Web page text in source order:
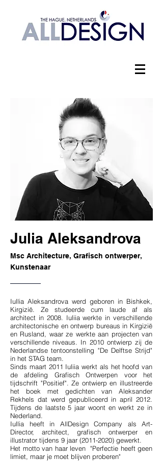
Julia Aleksandrova
Msc Architecture, Grafisch ontwerper,
Kunstenaar
Iullia Aleksandrova werd geboren in Bishkek,
Kirgizië. Ze studeerde cum laude af als
architect in 2008. Iuliia werkte in verschillende
architectonische en ontwerp bureaus in Kirgizië
en Rusland, waar ze werkte aan projecten van
verschillende niveaus. In 2010 ontwierp zij de
Nederlandse tentoonstelling "De Delftse Strijd"
in het STAG team.
Sinds maart 2011 Iuliia werkt als het hoofd van
de afdeling Grafisch Ontwerpen voor het
tijdschrift "Positief". Ze ontwierp en illustreerde
het boek met gedichten van Aleksander
Rekhels dat werd gepubliceerd in april 2012.
Tijdens de laatste 5 jaar woont en werkt ze in
Nederland.
Iullia heeft in AllDesign Company als Art-
Director, architect, grafisch ontwerper en
illustrator tijdens 9 jaar (2011-2020) gewerkt.
Het motto van haar leven "Perfectie heeft geen
limiet, maar je moet blijven proberen"